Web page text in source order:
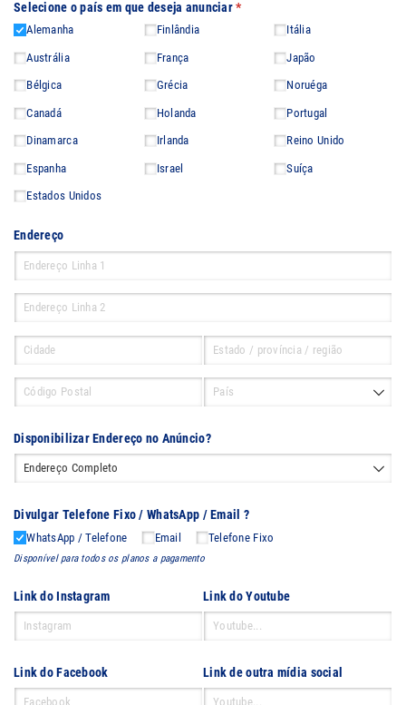
Selecione o país em que deseja anunciar*
(obrigatório)
Alemanha
Austrália
Bélgica
Canadá
Dinamarca
Espanha
Estados Unidos
Finlândia
França
Grécia
Holanda
Irlanda
Israel
Itália
Japão
Noruéga
Portugal
Reino Unido
Suíça
Endereço
Disponibilizar Endereço no Anúncio?
Divulgar Telefone Fixo /​ WhatsApp /​ Email ?
WhatsApp /​ Telefone Email Telefone Fixo
Disponível para todos os planos a pagamento
Link do Instagram Link do Youtube
Link do Facebook Link de outra mídia social